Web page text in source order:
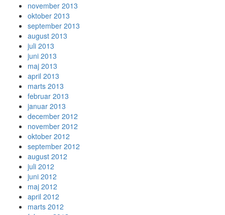
november 2013
oktober 2013
september 2013
august 2013
juli 2013
juni 2013
maj 2013
april 2013
marts 2013
februar 2013
januar 2013
december 2012
november 2012
oktober 2012
september 2012
august 2012
juli 2012
juni 2012
maj 2012
april 2012
marts 2012